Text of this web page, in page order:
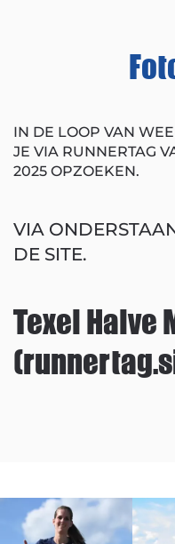
IN DE LOOP VAN
JE VIA RUNNERTAG
2025 OPZOEKEN.
VIA
DE SITE.
Texel Halve